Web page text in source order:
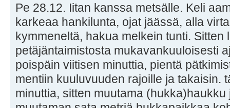
Pe 28.12. Iitan kanssa metsälle. Keli
karkeaa hankilunta, ojat jäässä, alla
kymmeneltä, hakua melkein tunti. Sitten
petäjäntaimistosta mukavankuuloisesti
poispäin viitisen minuttia, pientä
mentiin kuuluvuuden rajoille ja takaisin.
minuttia, sitten muutama